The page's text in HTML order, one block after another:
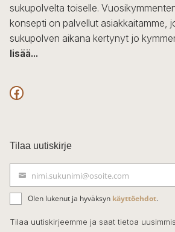
sukupolvelta toiselle.
konsepti on palvellut asiakkaitamme,
sukupolven aikana kertynyt jo
lisää...
F
c
e
b
o
o
Tilaa uutiskirje
ä
h
k
nimi.sukunimi@osoite.com
Olen lukenut ja hyväksyn käyttöehdot.
Tilaa uutiskirjeemme ja saat tietoa